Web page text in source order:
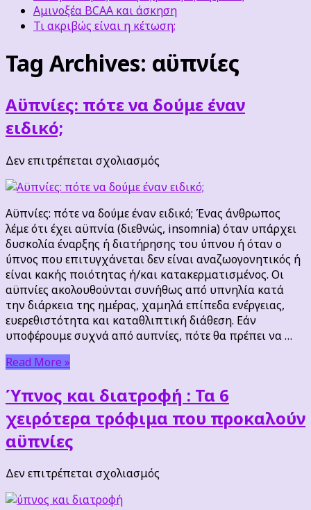
Αμινοξέα BCAA και άσκηση
Τι ακριβώς είναι η κέτωση;
Tag Archives: αϋπνίες
Aϋπνίες: πότε να δούμε έναν
ειδικό;
Δεν επιτρέπεται σχολιασμός
πότε
να
δούμε
έναν
ειδικό;
Aϋπνίες: πότε να δούμε έναν ειδικό; Ένας άνθρωπος
λέμε ότι έχει αϋπνία (διεθνώς, insomnia) όταν υπάρχει
δυσκολία έναρξης ή διατήρησης του ύπνου ή όταν ο
ύπνος που επιτυγχάνεται δεν είναι αναζωογονητικός ή
είναι κακής ποιότητας ή/και κατακερματισμένος. Οι
αϋπνίες ακολουθούνται συνήθως από υπνηλία κατά
την διάρκεια της ημέρας, χαμηλά επίπεδα ενέργειας,
ευερεθιστότητα και καταθλιπτική διάθεση. Εάν
υποφέρουμε συχνά από αυπνίες, πότε θα πρέπει να …
Read More »
Ύπνος και διατροφή : Τα 6
χειρότερα τρόφιμα που προκαλούν
αϋπνίες
Δεν επιτρέπεται σχολιασμός